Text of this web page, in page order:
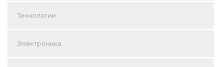
Технологии
Электроника